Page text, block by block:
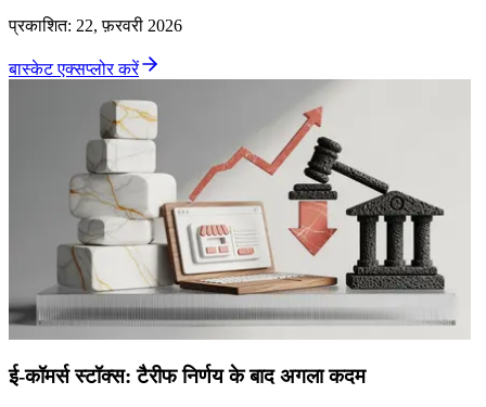
प्रकाशित: 22, फ़रवरी 2026
बास्केट एक्सप्लोर करें
ई-कॉमर्स स्टॉक्स: टैरीफ निर्णय के बाद अगला कदम